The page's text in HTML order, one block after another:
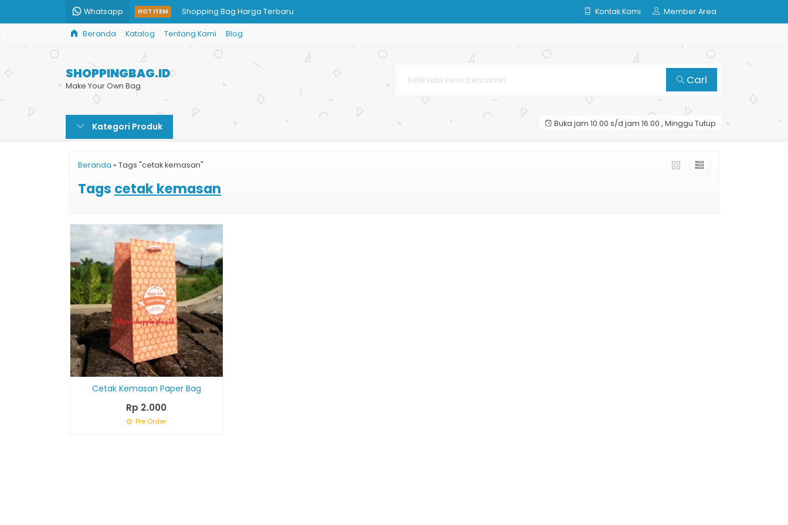
Whatsapp HOT ITEM Shopping Bag Harga Terbaru
Harga Cetak Paper Bag Dopp
Tas Kertas Souvenir Pernikahan
Paper Bag Harga
Cetak Kemasan Paper Bag
Kontak Kami Member Area
Beranda Katalog Tentang Kami Blog
SHOPPINGBAG.ID
Make Your Own Bag Cari
Kategori Produk Buka jam 10.00 s/d jam 16.00 , Minggu Tutup
Beranda » Tags "cetak kemasan"
Tags cetak kemasan
Cetak Kemasan Paper Bag
Rp 2.000
Pre Order